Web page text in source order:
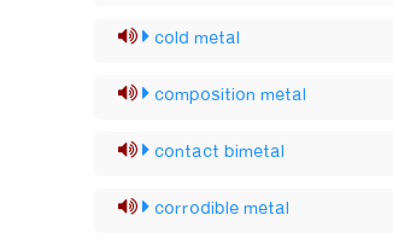
cold metal
composition metal
contact bimetal
corrodible metal